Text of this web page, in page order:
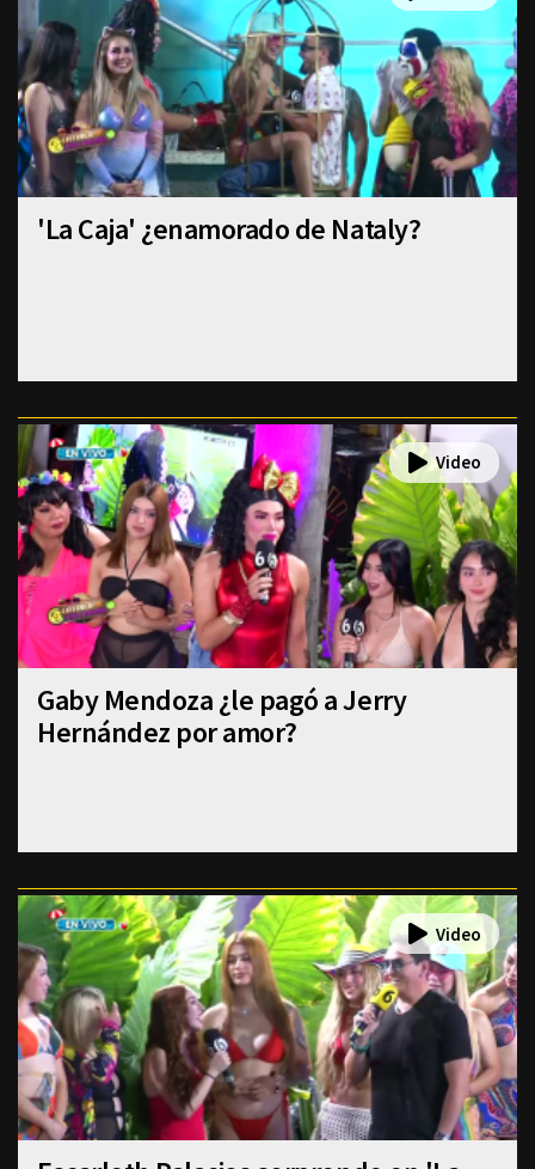
'La Caja' ¿enamorado de Nataly?
Gaby Mendoza ¿le pagó a Jerry
Hernández por amor?